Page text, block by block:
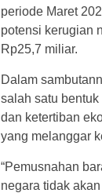
periode Maret
potensi kerugian
Rp25,7 miliar.
Dalam
salah satu
dan ketertiban
yang melanggar
“Pemusnahan
negara tidak